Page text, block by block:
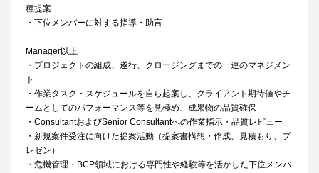
種提案
・下位メンバーに対する指導・助言
Manager以上
・プロジェクトの組成、遂行、クロージングまでの一連のマネジメン
ト
・作業タスク・スケジュールを自ら起案し、クライアント期待値やチ
ームとしてのパフォーマンス等を見極め、成果物の品質確保
・ConsultantおよびSenior Consultantへの作業指示・品質レビュー
・新規案件受注に向けた提案活動（提案書構想・作成、見積もり、プ
レゼン）
・危機管理・BCP領域における専門性や経験等を活かした下位メンバ